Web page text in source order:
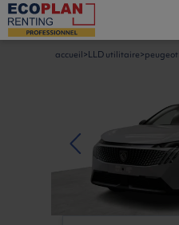
accueil LLD utilitaire peugeot